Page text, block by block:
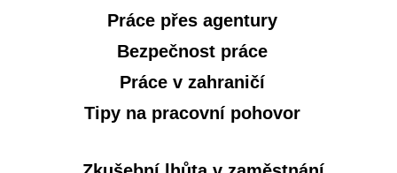
Práce přes agentury
Bezpečnost práce
Práce v zahraničí
Tipy na pracovní pohovor